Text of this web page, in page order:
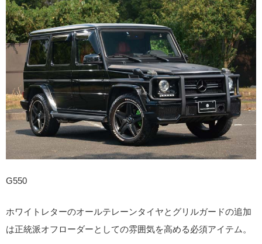
G550
ホワイトレターのオールテレーンタイヤとグリルガードの追加
は正統派オフローダーとしての雰囲気を高める必須アイテム。